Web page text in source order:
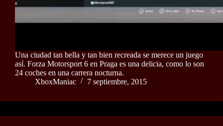
Una ciudad tan bella y tan bien recreada se merece un juego
así. Forza Motorsport 6 en Praga es una delicia, como lo son
24 coches en una carrera nocturna.
XboxManiac
7 septiembre, 2015